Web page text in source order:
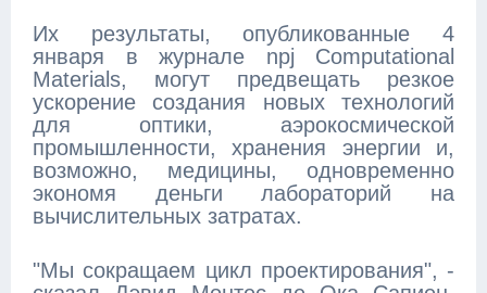
Их результаты, опубликованные 4
января в журнале npj Computational
Materials, могут предвещать резкое
ускорение создания новых технологий
для оптики, аэрокосмической
промышленности, хранения энергии и,
возможно, медицины, одновременно
экономя деньги лабораторий на
вычислительных затратах.
"Мы сокращаем цикл проектирования", -